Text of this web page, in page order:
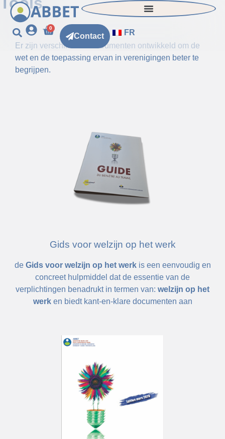
0
Contact FR
Tools
Er zijn verschillende instrumenten ontwikkeld om de
wet en de toepassing ervan in verenigingen beter te
begrijpen.
Gids voor welzijn op het werk
de Gids voor welzijn op het werkis een eenvoudig en
concreet hulpmiddel dat de essentie van de
verplichtingen benadrukt in termen van: welzijn op het
werken biedt kant-en-klare documenten aan